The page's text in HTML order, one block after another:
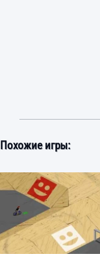
Похожие игры: